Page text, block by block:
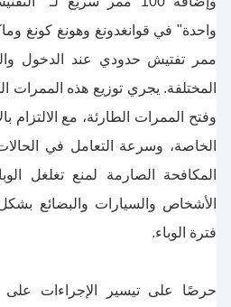
ممر تفتيش حدودي عند الدخول
المختلفة. يجري توزيع هذه الممرات
وفتح الممرات الطارئة، مع الالتزام
الخاصة، وسرعة التعامل في
المكافحة الصارمة لمنع تغلغل
الأشخاص والسيارات والبضائع
فترة الوباء.
حرصًا على تيسير الإجراءات على